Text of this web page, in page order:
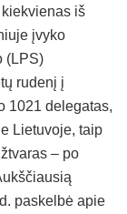
iš
įvyko
(LPS)
rudenį į
1021 delegatas,
Lietuvoje, taip
– po
paskelbė apie